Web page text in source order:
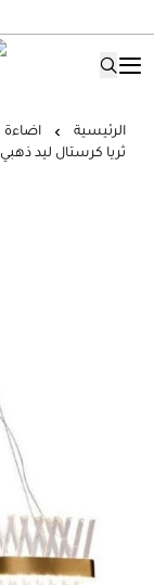
الرئيسية اضاءة
ثريا كرستال ليد ذهبي